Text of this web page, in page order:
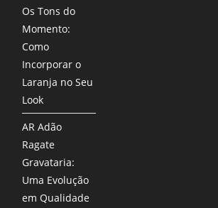
Os Tons do
Momento:
Como
Incorporar o
Laranja no Seu
Look
AR Adão
Ragate
Gravataria:
Uma Evolução
em Qualidade